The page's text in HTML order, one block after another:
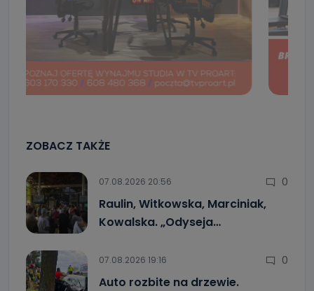
ZOBACZ TAKŻE
07.08.2026 20:56 0
Raulin, Witkowska, Marciniak,
Kowalska. „Odyseja…
07.08.2026 19:16 0
Auto rozbite na drzewie.